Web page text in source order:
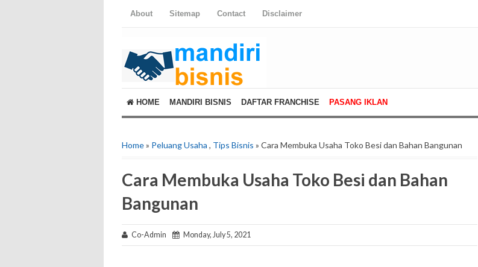
About Sitemap Contact Disclaimer
HOME MANDIRI BISNIS DAFTAR FRANCHISE PASANG IKLAN
Home» Peluang Usaha , Tips Bisnis » Cara Membuka Usaha Toko Besi dan Bahan Bangunan
Cara Membuka Usaha Toko Besi dan Bahan
Bangunan
Co-Admin Monday, July 5, 2021